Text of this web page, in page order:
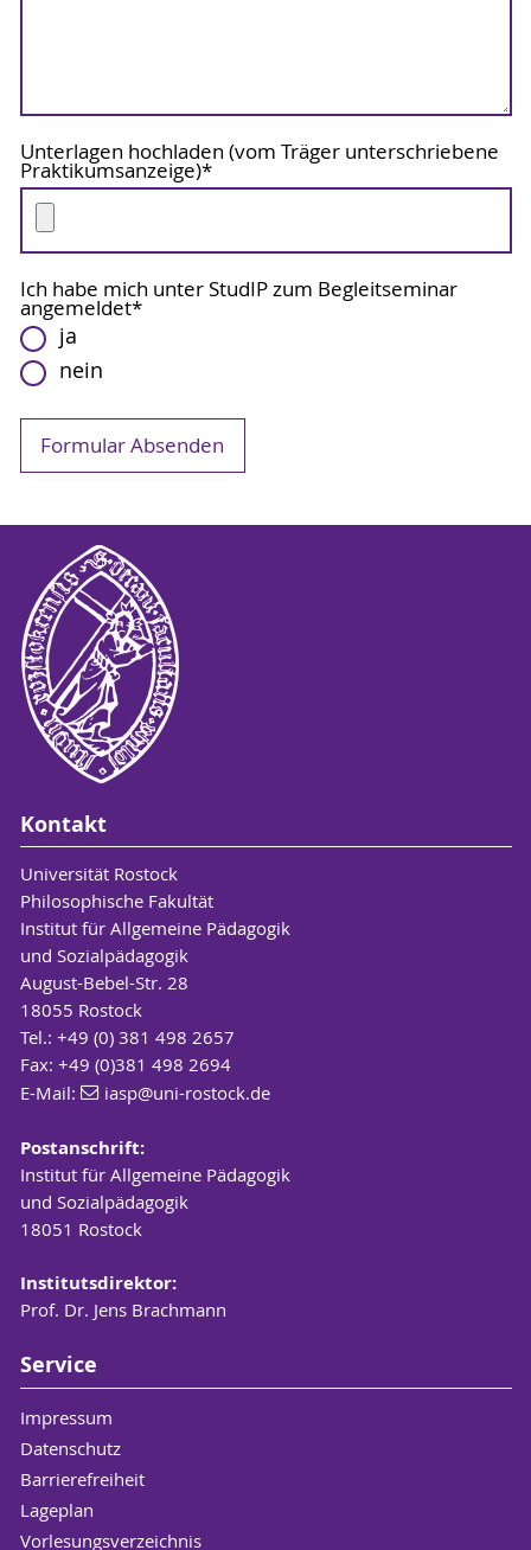
Unterlagen hochladen (vom Träger unterschriebene
Praktikumsanzeige)*
Ich habe mich unter StudIP zum Begleitseminar
angemeldet*
ja
nein
Formular Absenden
Kontakt
Universität Rostock
Philosophische Fakultät
Institut für Allgemeine Pädagogik
und Sozialpädagogik
August-Bebel-Str. 28
18055 Rostock
Tel.: +49 (0) 381 498 2657
Fax: +49 (0)381 498 2694
E-Mail:
iasp@uni-rostock.de
Postanschrift:
Institut für Allgemeine Pädagogik
und Sozialpädagogik
18051 Rostock
Institutsdirektor:
Prof. Dr. Jens Brachmann
Service
Impressum
Datenschutz
Barrierefreiheit
Lageplan
Vorlesungsverzeichnis